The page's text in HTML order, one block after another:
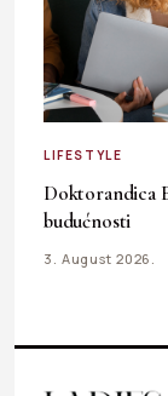
LIFESTYLE
Doktorandica
budućnosti
3. August 2026.